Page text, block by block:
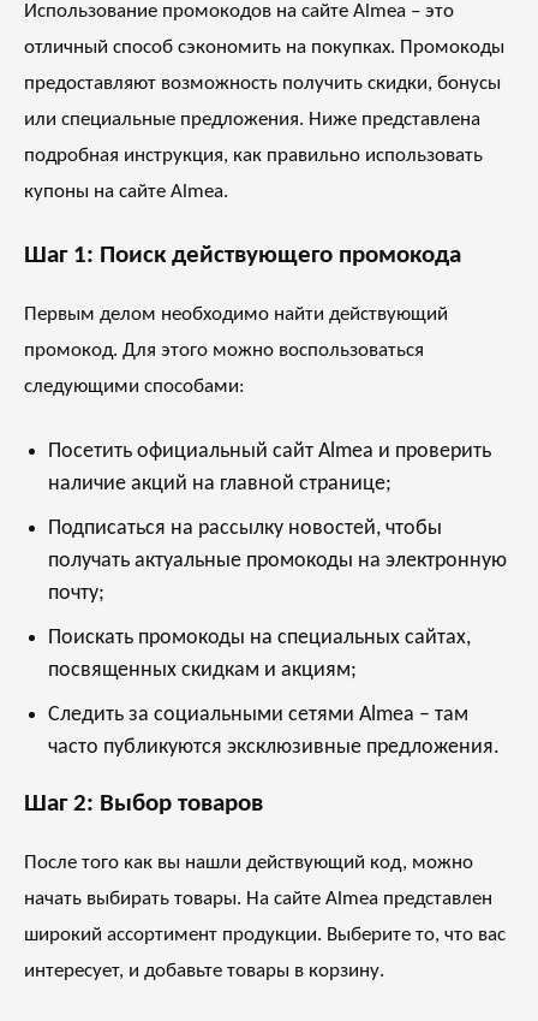
Использование промокодов на сайте Almea – это
отличный способ сэкономить на покупках. Промокоды
предоставляют возможность получить скидки, бонусы
или специальные предложения. Ниже представлена
подробная инструкция, как правильно использовать
купоны на сайте Almea.
Шаг 1: Поиск действующего промокода
Первым делом необходимо найти действующий
промокод. Для этого можно воспользоваться
следующими способами:
Посетить официальный сайт Almea и проверить
наличие акций на главной странице;
Подписаться на рассылку новостей, чтобы
получать актуальные промокоды на электронную
почту;
Поискать промокоды на специальных сайтах,
посвященных скидкам и акциям;
Следить за социальными сетями Almea – там
часто публикуются эксклюзивные предложения.
Шаг 2: Выбор товаров
После того как вы нашли действующий код, можно
начать выбирать товары. На сайте Almea представлен
широкий ассортимент продукции. Выберите то, что вас
интересует, и добавьте товары в корзину.